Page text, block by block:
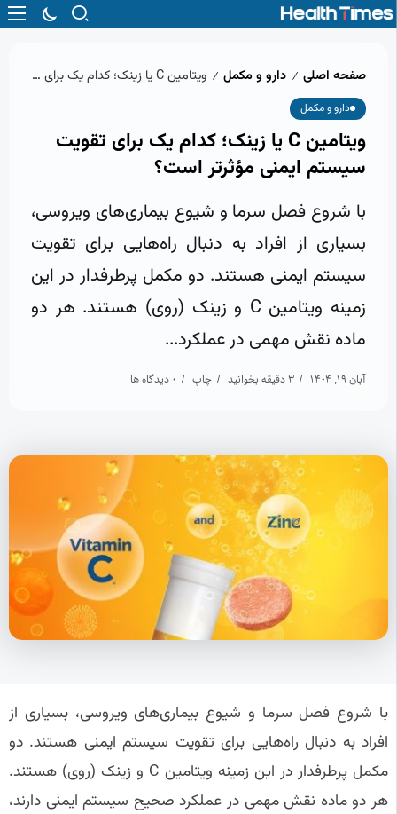
صفحه اصلی / دارو و مکمل / ویتامین C یا زینک؛ کدام یک برای تقویت سیستم ایمنی مؤثرتر است؟
دارو و مکمل
ویتامین C یا زینک؛ کدام یک برای تقویت
سیستم ایمنی مؤثرتر است؟
با شروع فصل سرما و شیوع بیماری‌های ویروسی،
بسیاری از افراد به دنبال راه‌هایی برای تقویت
سیستم ایمنی هستند. دو مکمل پرطرفدار در این
زمینه ویتامین C و زینک (روی) هستند. هر دو
ماده نقش مهمی در عملکرد...
آبان 19, 1404 3 دقیقه بخوانید چاپ 0 دیدگاه ها
با شروع فصل سرما و شیوع بیماری‌های ویروسی، بسیاری از
افراد به دنبال راه‌هایی برای تقویت سیستم ایمنی هستند. دو
مکمل پرطرفدار در این زمینه ویتامین C و زینک (روی) هستند.
هر دو ماده نقش مهمی در عملکرد صحیح سیستم ایمنی دارند،